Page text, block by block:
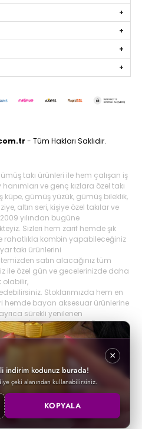
- Tüm Hakları Saklıdır.
takı ürünleri ile hem çalışan iş
ve genç kızlara özel takı
gümüş yüzük, gümüş bileklik,
altın seri, kişiye özel takılar ve
yılından bugüne
Sizleri hem zarif hemde şık
rahatlıkla kombin yapabileceğiniz
takı ürünlerini
satın alacağınız tüm
ile özel gün ve gecelerinizde daha
olabilir,
Stoklarımızda hem en
hemde bayan aksesuar ürünlerine
sürekli yenilenen
Silrver'da bulabilirsiniz. Öncelikli
planda tutanbestmysilver.com.tr
sunabilmek adına hızlı
öncelik olarak görmektedir.
indirim kodunuz burada!
çeki alanından kullanabilirsiniz.
×
KOPYALA